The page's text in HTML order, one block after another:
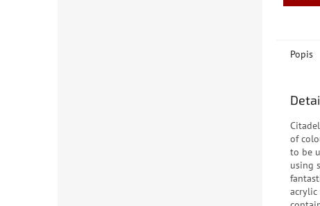
Popis
of
to be
using
acrylic